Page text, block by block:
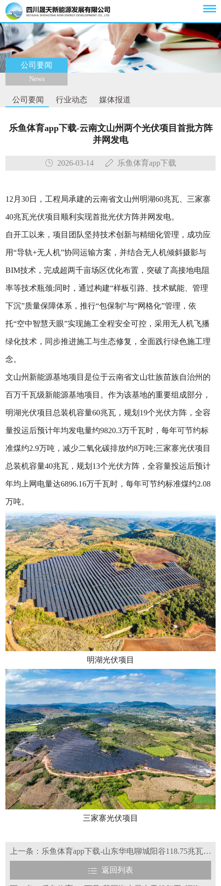
公司要闻
News
公司要闻 行业动态 媒体报道
乐鱼体育app下载-云南文山州两个光伏项目首批方阵
并网发电
2026-03-14 乐鱼体育app下载
12月30日，工程局承建的云南省文山州明湖60兆瓦、三家寨
40兆瓦光伏项目顺利实现首批光伏方阵并网发电。
自开工以来，项目团队坚持技术创新与精细化管理，成功应
用“导轨+无人机”协同运输方案，并结合无人机倾斜摄影与
BIM技术，完成超两千亩场区优化布置，突破了高接地电阻
率等技术瓶颈;同时，通过构建“样板引路、技术赋能、管理
下沉”质量保障体系，推行“包保制”与“网格化”管理，依
托“空中智慧天眼”实现施工全程安全可控，采用无人机飞播
绿化技术，同步推进施工与生态修复，全面践行绿色施工理
念。
文山州新能源基地项目是位于云南省文山壮族苗族自治州的
百万千瓦级新能源基地项目。作为该基地的重要组成部分，
明湖光伏项目总装机容量60兆瓦，规划19个光伏方阵，全容
量投运后预计年均发电量约9820.3万千瓦时，每年可节约标
准煤约2.9万吨，减少二氧化碳排放约8万吨;三家寨光伏项目
总装机容量40兆瓦，规划13个光伏方阵，全容量投运后预计
年均上网电量达6896.16万千瓦时，每年可节约标准煤约2.08
万吨。
明湖光伏项目
三家寨光伏项目
上一条：乐鱼体育app下载-山东华电聊城阳谷118.75兆瓦风电项目暨100兆瓦储能项目全容量顺利并网
返回列表